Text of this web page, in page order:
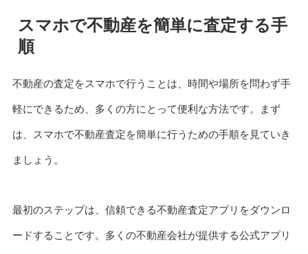
スマホで不動産を簡単に査定する手
順
不動産の査定をスマホで行うことは、時間や場所を問わず手
軽にできるため、多くの方にとって便利な方法です。まず
は、スマホで不動産査定を簡単に行うための手順を見ていき
ましょう。
最初のステップは、信頼できる不動産査定アプリをダウンロ
ードすることです。多くの不動産会社が提供する公式アプリ